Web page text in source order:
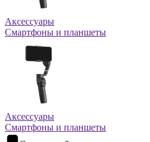
Аксессуары
Смартфоны и планшеты
Аксессуары
Смартфоны и планшеты